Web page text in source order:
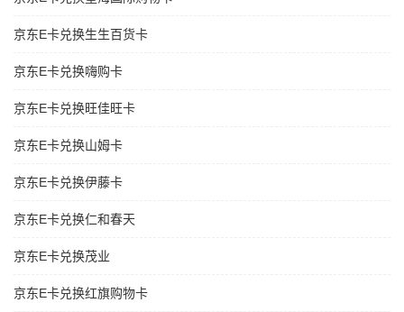
京东E卡兑换生生百货卡
京东E卡兑换嗨购卡
京东E卡兑换旺佳旺卡
京东E卡兑换山姆卡
京东E卡兑换伊藤卡
京东E卡兑换仁和春天
京东E卡兑换茂业
京东E卡兑换红旗购物卡